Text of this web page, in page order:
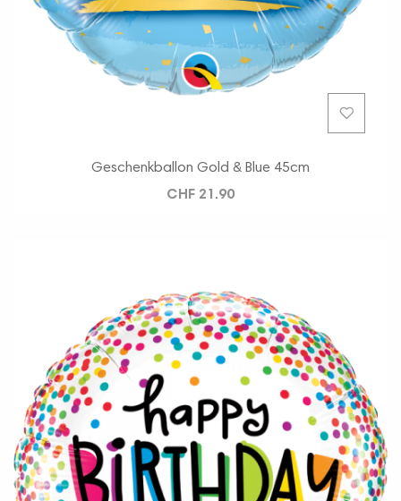
Geschenkballon Gold & Blue 45cm
CHF 21.90